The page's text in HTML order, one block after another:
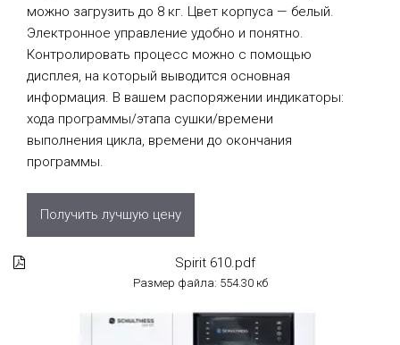
можно загрузить до 8 кг. Цвет корпуса — белый.
Электронное управление удобно и понятно.
Контролировать процесс можно с помощью
дисплея, на который выводится основная
информация. В вашем распоряжении индикаторы:
хода программы/этапа сушки/времени
выполнения цикла, времени до окончания
программы.
Получить лучшую цену
Spirit 610.pdf
Размер файла: 554.30 кб